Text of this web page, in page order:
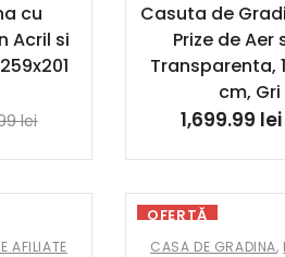
cu
Acril si
lei
Casuta de
Prize de Aer
Transparenta,
cm,
1,699.99 lei
AFILIATE
OFERTĂ
CASA DE GRADINA,